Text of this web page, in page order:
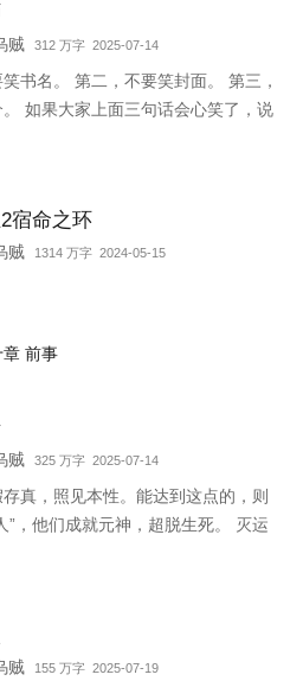
贼 312 万字 2025-07-14
书名。 第二，不要笑封面。 第三，
如果大家上面三句话会心笑了，说
该挺适合你们的。 在这里，武道不
赛，文无第一，武无第二！ 楼成得
流派断绝的传承后，向着最初的梦
的荣耀，一步一步前进，都市之中
宿命之环
贼 1314 万字 2024-05-15
前事
贼 325 万字 2025-07-14
真，照见本性。能达到这点的，则
”，他们成就元神，超脱生死。 灭运
种？ 一个偶得上古仙法的穿越客在
贼 155 万字 2025-07-19